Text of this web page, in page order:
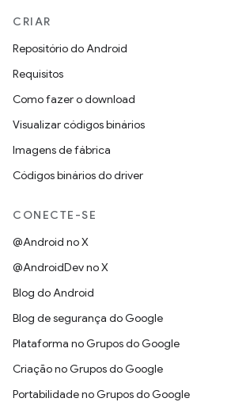
CRIAR
Repositório do Android
Requisitos
Como fazer o download
Visualizar códigos binários
Imagens de fábrica
Códigos binários do driver
CONECTE-SE
@Android no X
@AndroidDev no X
Blog do Android
Blog de segurança do Google
Plataforma no Grupos do Google
Criação no Grupos do Google
Portabilidade no Grupos do Google